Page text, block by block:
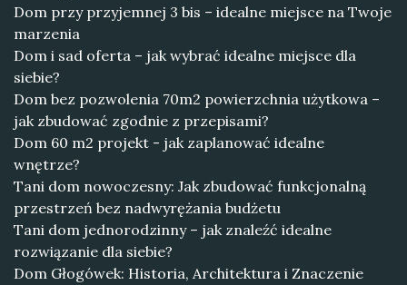
Dom przy przyjemnej 3 bis – idealne miejsce na Twoje
marzenia
Dom i sad oferta – jak wybrać idealne miejsce dla
siebie?
Dom bez pozwolenia 70m2 powierzchnia użytkowa –
jak zbudować zgodnie z przepisami?
Dom 60 m2 projekt - jak zaplanować idealne
wnętrze?
Tani dom nowoczesny: Jak zbudować funkcjonalną
przestrzeń bez nadwyrężania budżetu
Tani dom jednorodzinny – jak znaleźć idealne
rozwiązanie dla siebie?
Dom Głogówek: Historia, Architektura i Znaczenie